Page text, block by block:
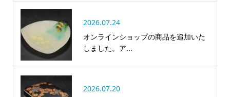
2026.07.24
オンラインショップの商品を追加いた
しました。ア...
2026.07.20